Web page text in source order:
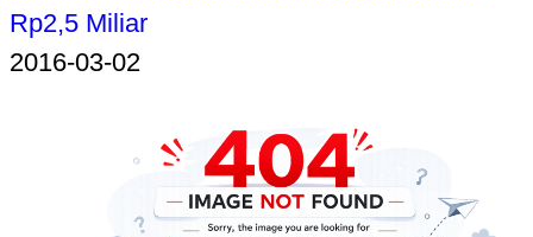
Rp2,5 Miliar
2016-03-02